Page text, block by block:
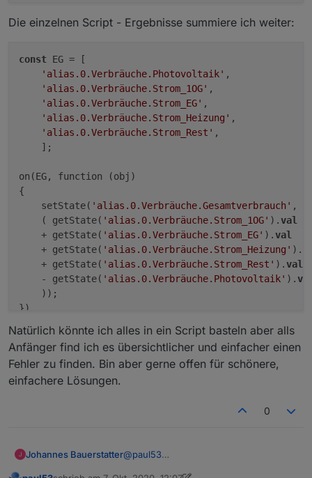
Die einzelnen Script - Ergebnisse summiere ich weiter:
const EG = [
'alias.0.Verbräuche.Photovoltaik' ,
'alias.0.Verbräuche.Strom_1OG' ,
'alias.0.Verbräuche.Strom_EG' ,
'alias.0.Verbräuche.Strom_Heizung' ,
'alias.0.Verbräuche.Strom_Rest' ,
    ];
on(EG, function (obj)
{
    setState(
'alias.0.Verbräuche.Gesamtverbrauch' ,
    ( getState(
'alias.0.Verbräuche.Strom_1OG' ).val
    + getState(
'alias.0.Verbräuche.Strom_EG' ).val
    + getState(
'alias.0.Verbräuche.Strom_Heizung' ).
    + getState(
'alias.0.Verbräuche.Strom_Rest' ).val
    - getState(
'alias.0.Verbräuche.Photovoltaik' ).
    ));
Natürlich könnte ich alles in ein Script basteln aber alls
Anfänger find ich es übersichtlicher und einfacher einen
Fehler zu finden. Bin aber gerne offen für schönere,
einfachere Lösungen.
0
Johannes Bauerstatter@paul53